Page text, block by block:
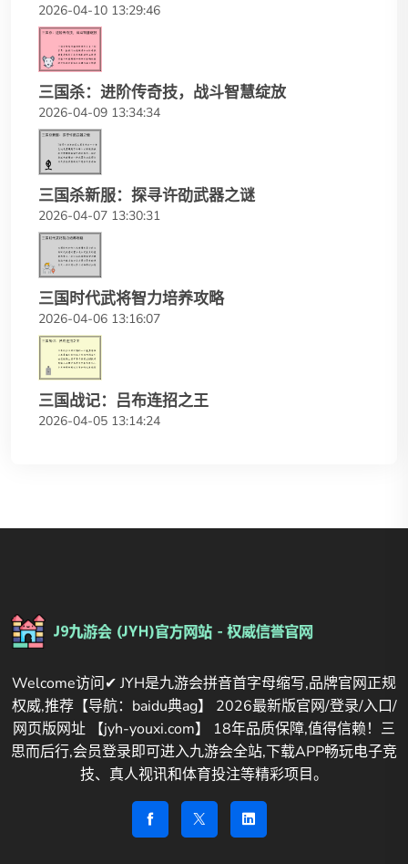
2026-04-10 13:29:46
三国杀：进阶传奇技，战斗智慧绽放
2026-04-09 13:34:34
三国杀新服：探寻许劭武器之谜
2026-04-07 13:30:31
三国时代武将智力培养攻略
2026-04-06 13:16:07
三国战记：吕布连招之王
2026-04-05 13:14:24
Welcome访问✔ JYH是九游会拼音首字母缩写,品牌官网正规
权威,推荐【导航：baidu典ag】 2026最新版官网/登录/入口/
网页版网址 【jyh-youxi.com】 18年品质保障,值得信赖！三
思而后行,会员登录即可进入九游会全站,下载APP畅玩电子竞
技、真人视讯和体育投注等精彩项目。